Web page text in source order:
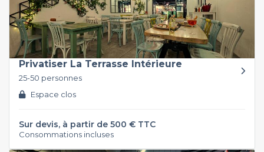
Privatiser La Terrasse Intérieure
25-50 personnes
Espace clos
Sur devis, à partir de 500 € TTC
Consommations incluses